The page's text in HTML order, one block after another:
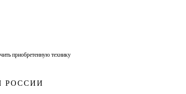
приобретенную технику
РОССИИ